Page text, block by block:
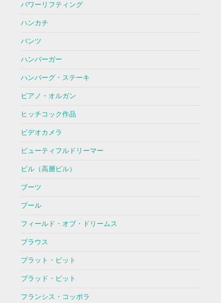
パワーリフティング
ハンカチ
パンツ
ハンバーガー
ハンバーグ・ステーキ
ピアノ・オルガン
ヒッチコック作品
ビデオカメラ
ビューティフルドリーマー
ビル（高層ビル）
ブーツ
プール
フィールド・オブ・ドリームス
ブラウス
ブラット・ピット
ブラッド・ピット
フランシス・コッポラ